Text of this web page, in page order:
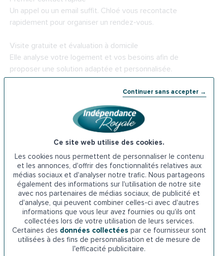
Continuer sans accepter →
Ce site web utilise des cookies.
Les cookies nous permettent de personnaliser le contenu
et les annonces, d'offrir des fonctionnalités relatives aux
médias sociaux et d'analyser notre trafic. Nous partageons
également des informations sur l'utilisation de notre site
avec nos partenaires de médias sociaux, de publicité et
d'analyse, qui peuvent combiner celles-ci avec d'autres
informations que vous leur avez fournies ou qu'ils ont
collectées lors de votre utilisation de leurs services.
Certaines des données collectées par ce fournisseur sont
utilisées à des fins de personnalisation et de mesure de
l’efficacité publicitaire.
Un appel ou un email suffit. Chloé vous recontacte
rapidement pour organiser un rendez-vous.
Visite gratuite et évaluation à domicile
Elle analyse votre logement et vos besoins afin de
proposer une solution adaptée et personnalisée.
Aucune pression commerciale. Vous avancez sereinement
selon vos priorités.
Accompagnement dans les aides financières
locales, crédit d’impôt.
Installation par des professionnels qualifiés
Intervention rapide, propre et efficace, généralement en
une journée.
Suivi après installation
Chloé reste disponible après les travaux pour répondre à